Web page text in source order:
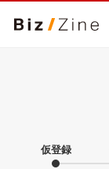
仮登録